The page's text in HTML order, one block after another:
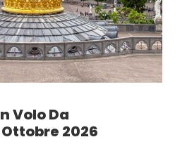
Volo Da
2026